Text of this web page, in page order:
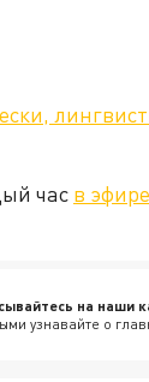
час в
на наши
узнавайте о